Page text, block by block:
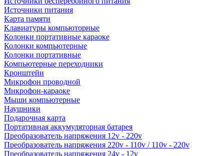
Источники питания
Карта памяти
Клавиатуры компьюторные
Колонки портативные караоке
Колонки компьютерные
Колонки портативные
Компьютерные переходники
Кронштейн
Микрофон проводной
Микрофон-караоке
Мыши компьютерные
Наушники
Подарочная карта
Портативная аккумуляторная батарея
Преобразователь напряжения 12v - 220v
Преобразователь напряжения 220v - 110v / 110v - 220v
Преобразователь напряжения 24v - 12v